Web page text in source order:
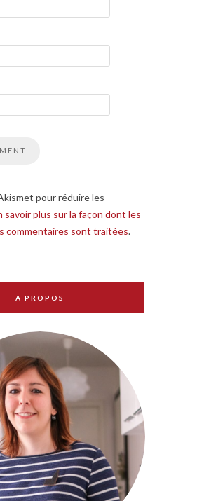
pour réduire les
savoir plus sur la façon dont les
commentaires sont traitées.
A PROPOS